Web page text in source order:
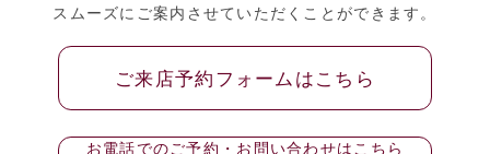
スムーズにご案内させていただくことができます。
ご来店予約フォームはこちら
お電話でのご予約・お問い合わせはこちら